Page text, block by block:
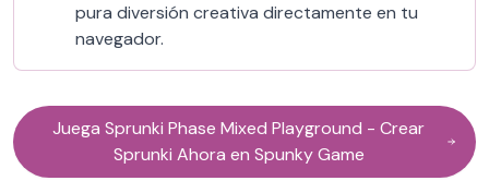
pura diversión creativa directamente en tu
navegador.
Juega Sprunki Phase Mixed Playground - Crear
Sprunki Ahora en Spunky Game